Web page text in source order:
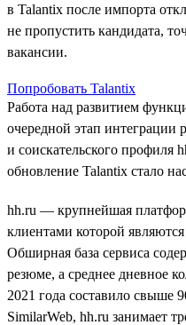
в Talantix после импорта
не пропустить кандидата,
вакансии.
Попробовать Talantix
Работа над развитием
очередной этап интеграции
и соискательского профиля
обновление Talantix стало
hh.ru — крупнейшая
клиентами которой
Обширная база сервиса
резюме, а среднее дневное
2021 года составило свыше
SimilarWeb, hh.ru занимает